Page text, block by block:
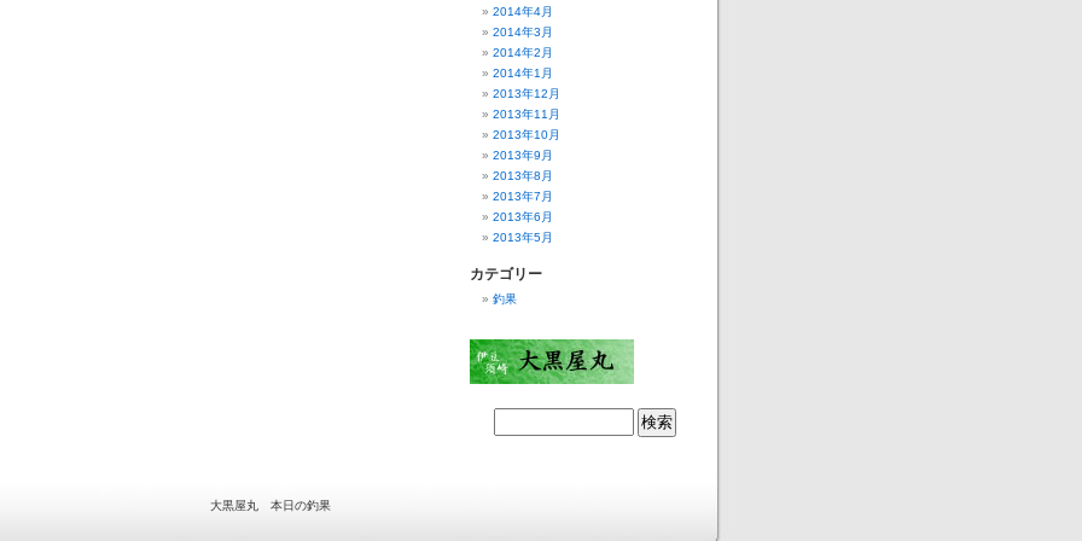
2014年4月
2014年3月
2014年2月
2014年1月
2013年12月
2013年11月
2013年10月
2013年9月
2013年8月
2013年7月
2013年6月
2013年5月
カテゴリー
釣果
大黒屋丸 本日の釣果